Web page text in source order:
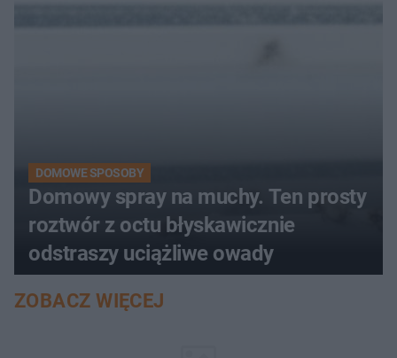
DOMOWE SPOSOBY
Domowy spray na muchy. Ten prosty
roztwór z octu błyskawicznie
odstraszy uciążliwe owady
ZOBACZ WIĘCEJ